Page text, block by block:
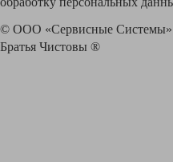
© ООО «Сервисные Системы»
Братья Чистовы ®